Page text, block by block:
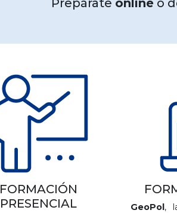
FORMACIÓN
PRESENCIAL
GeoPol,